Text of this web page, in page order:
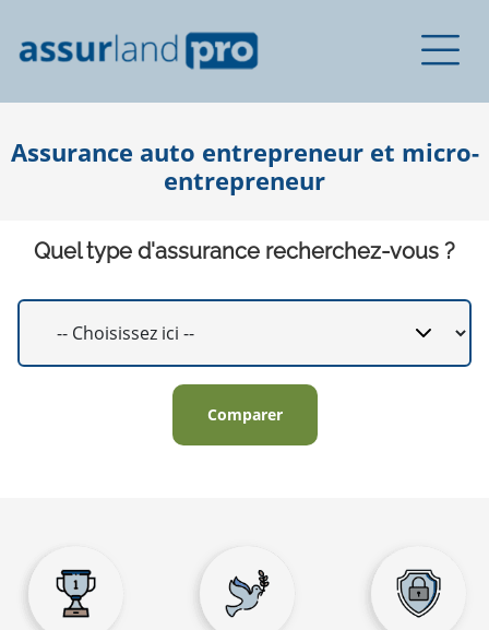
Assurance auto entrepreneur et micro-
entrepreneur
Quel type d'assurance recherchez-vous ?